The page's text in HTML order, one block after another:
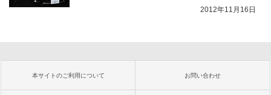
2012年11月16日
本サイトのご利用について お問い合わせ